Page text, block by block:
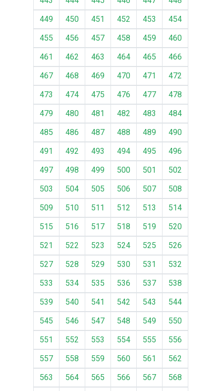
449
450 451 452 453
454
455
456 457 458 459
460
461
462 463 464 465
466
467
468 469 470 471
472
473
474 475 476 477
478
479
480 481 482 483
484
485
486 487 488 489
490
491
492 493 494 495
496
497
498 499 500 501
502
503
504 505 506 507
508
509
510 511 512 513
514
515
516 517 518 519
520
521
522 523 524 525
526
527
528 529 530 531
532
533
534 535 536 537
538
539
540 541 542 543
544
545
546 547 548 549
550
551
552 553 554 555
556
557
558 559 560 561
562
563
564 565 566 567
568